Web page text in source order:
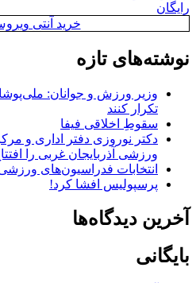
رایگان
خرید آنتی ویروس
نوشته‌های تازه
وزیر ورزش و جوانان:
تکرار کنند
سقوطِ اخلاقی فیفا
دکتر نوروزی دفتر اداری و
ورزشی آذربایجان غربی را
انتخابات فدراسیون‌های
پرسپولیس افشا کرد!
آخرین دیدگاه‌ها
بایگانی